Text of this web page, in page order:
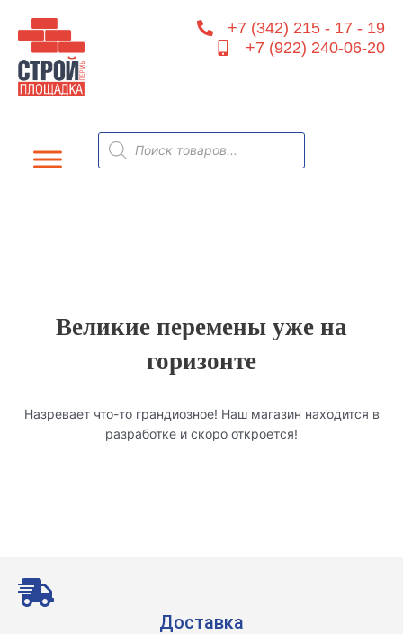
содержимому
+7 (342) 215 - 17 - 19
+7 (922) 240-06-20
Поиск
товаров
Великие перемены уже на
горизонте
Назревает что-то грандиозное! Наш магазин находится в
разработке и скоро откроется!
Доставка